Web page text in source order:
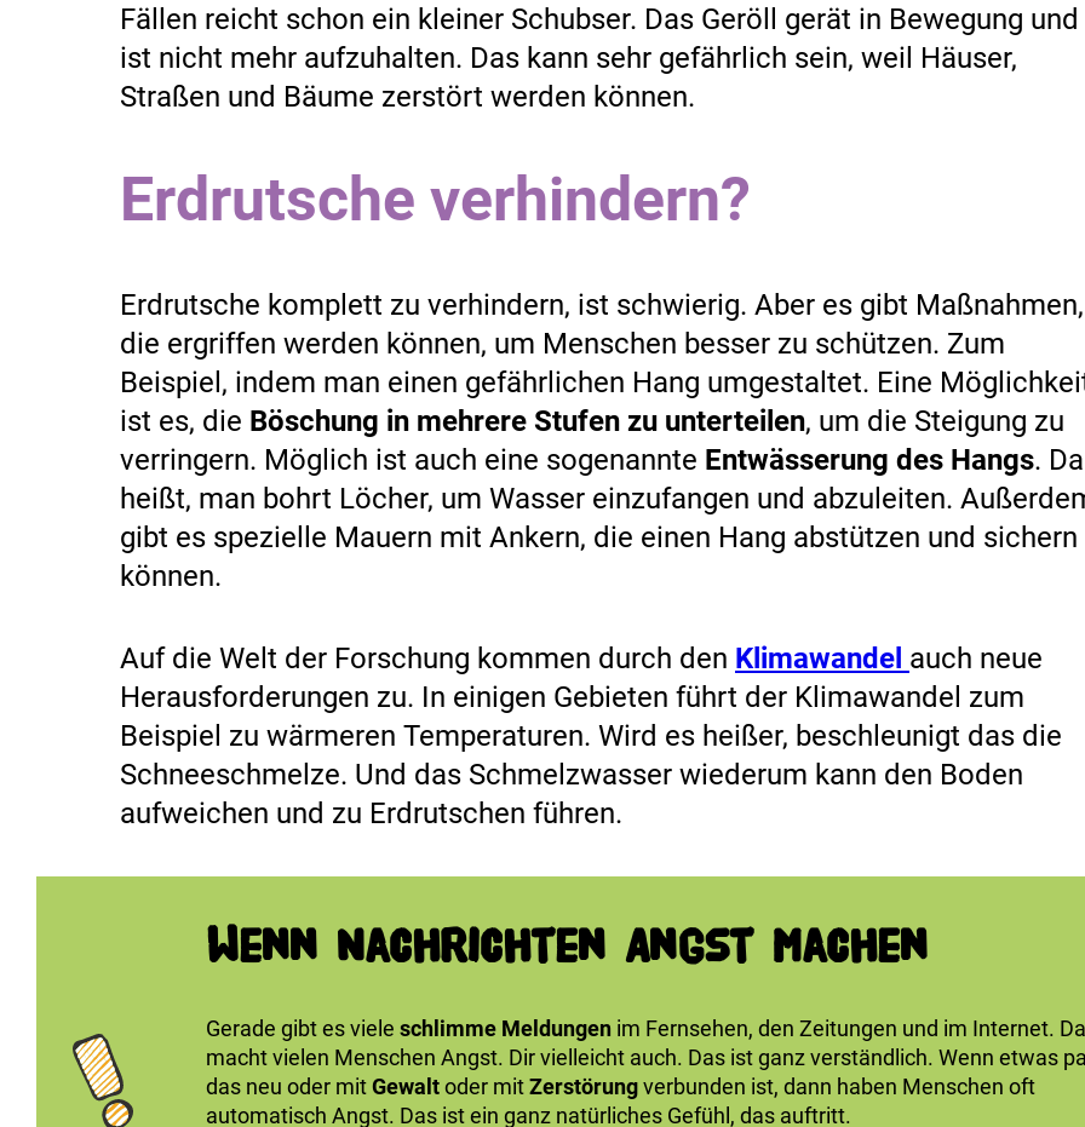
Fällen reicht schon ein kleiner Schubser. Das Geröll gerät in Bewegung und
ist nicht mehr aufzuhalten. Das kann sehr gefährlich sein, weil Häuser,
Straßen und Bäume zerstört werden können.
Erdrutsche verhindern?
Erdrutsche komplett zu verhindern, ist schwierig. Aber es gibt Maßnahmen,
die ergriffen werden können, um Menschen besser zu schützen. Zum
Beispiel, indem man einen gefährlichen Hang umgestaltet. Eine
ist es, die Böschung in mehrere Stufen zu unterteilen, um die Steigung zu
verringern. Möglich ist auch eine sogenannte Entwässerung des Hangs.
heißt, man bohrt Löcher, um Wasser einzufangen und abzuleiten.
gibt es spezielle Mauern mit Ankern, die einen Hang abstützen und sichern
können.
Auf die Welt der Forschung kommen durch den Klimawandel auch neue
Herausforderungen zu. In einigen Gebieten führt der Klimawandel zum
Beispiel zu wärmeren Temperaturen. Wird es heißer, beschleunigt das die
Schneeschmelze. Und das Schmelzwasser wiederum kann den Boden
aufweichen und zu Erdrutschen führen.
Wenn Nachrichten Angst machen
Gerade gibt es viele schlimme Meldungen im Fernsehen, den Zeitungen und im Internet.
macht vielen Menschen Angst. Dir vielleicht auch. Das ist ganz verständlich. Wenn etwas
das neu oder mitGewaltoder mitZerstörungverbunden ist, dann haben Menschen oft
automatisch Angst. Das ist ein ganz natürliches Gefühl, das auftritt.